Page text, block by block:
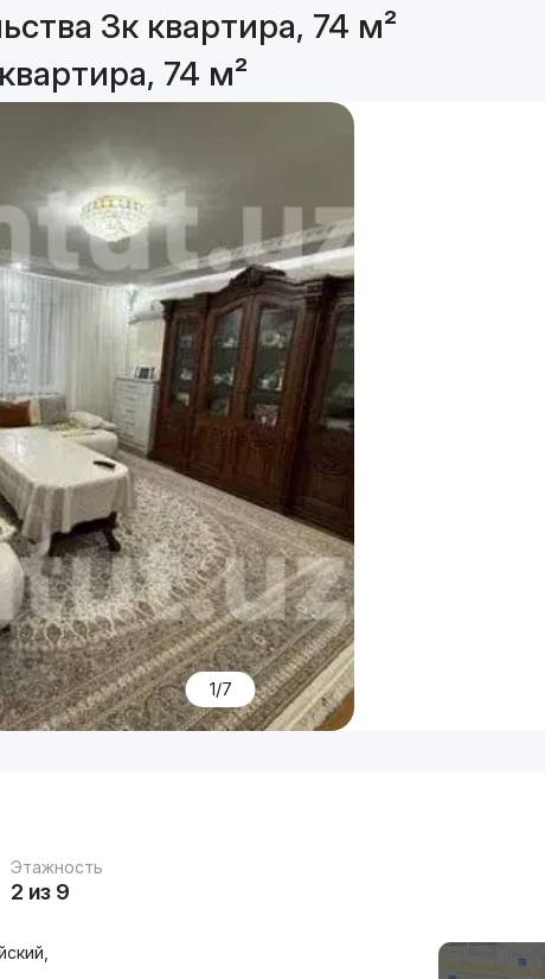
3к квартира, 74 м²
74 м²
1/7
Этажность
2 из 9